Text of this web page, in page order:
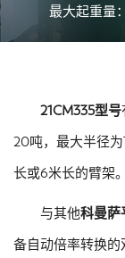
最大起重量
21CM335型号
20吨，最大半径
长或6米长的臂架。
与其他科曼萨
备自动倍率转换